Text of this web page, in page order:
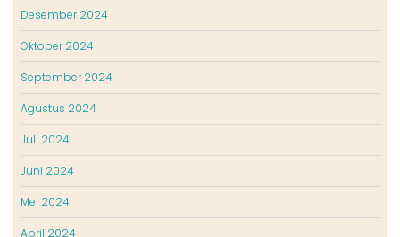
Desember 2024
Oktober 2024
September 2024
Agustus 2024
Juli 2024
Juni 2024
Mei 2024
April 2024